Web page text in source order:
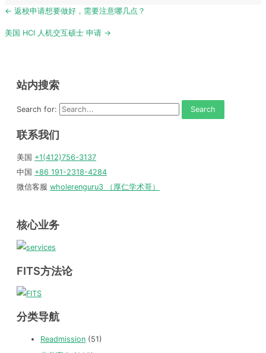
Post
← 返校申请想要做好，需要注意哪几点？
美国 HCI 人机交互硕士 申请 →
站内搜索
Search for:
联系我们
美国 +1(412)756-3137
中国 +86 191-2318-4284
微信客服 wholerenguru3 （厚仁学术哥）
核心业务
FITS方法论
分类导航
Readmission (51)